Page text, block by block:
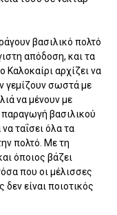
βασιλικό πολτό
απόδοση, και τα
Καλοκαίρι αρχίζει να
γεμίζουν σωστά με
να μένουν με
παραγωγή βασιλικού
ταΐσει όλα τα
πολτό. Με τη
όποιος βάζει
που οι μέλισσες
είναι ποιοτικός